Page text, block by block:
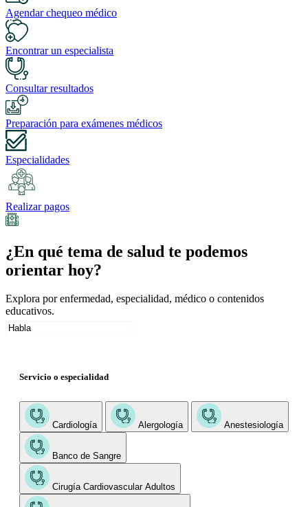
Agendar chequeo médico
Encontrar un especialista
Consultar resultados
Preparación para exámenes médicos
Especialidades
Realizar pagos
¿En qué tema de salud te podemos
orientar hoy?
Explora por enfermedad, especialidad, médico o contenidos
educativos.
Servicio o especialidad
Cardiología Alergología Anestesiología
Banco de Sangre
Cirugía Cardiovascular Adultos